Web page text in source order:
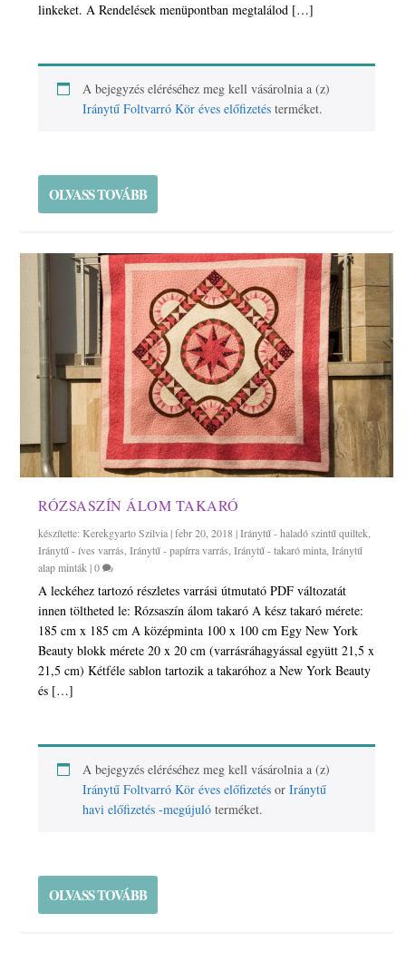
linkeket. A Rendelések menüpontban megtalálod […]
A bejegyzés eléréséhez meg kell vásárolnia a (z)
Iránytű Foltvarró Kör éves előfizetés terméket.
OLVASS TOVÁBB
RÓZSASZÍN ÁLOM TAKARÓ
készítette:Kerekgyarto Szilvia|febr 20, 2018|Iránytű - haladó szintű quiltek
Iránytű - íves varrás ,Iránytű - papírra varrás ,Iránytű - takaró minta ,Iránytű
alap minták |0
A leckéhez tartozó részletes varrási útmutató PDF változatát
innen töltheted le: Rózsaszín álom takaró A kész takaró mérete:
185 cm x 185 cm A középminta 100 x 100 cm Egy New York
Beauty blokk mérete 20 x 20 cm (varrásráhagyással együtt 21,5 x
21,5 cm) Kétféle sablon tartozik a takaróhoz a New York Beauty
és […]
A bejegyzés eléréséhez meg kell vásárolnia a (z)
Iránytű Foltvarró Kör éves előfizetés orIránytű
havi előfizetés -megújuló terméket.
OLVASS TOVÁBB